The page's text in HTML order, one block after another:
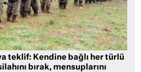
teklif: Kendine bağlı her türlü
bırak, mensuplarını